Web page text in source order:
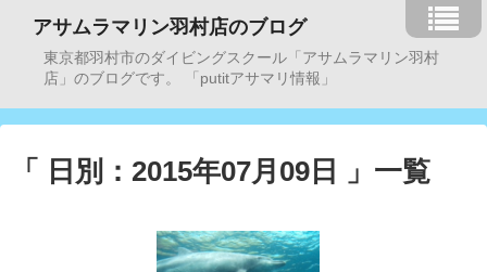
アサムラマリン羽村店のブログ
東京都羽村市のダイビングスクール「アサムラマリン羽村
店」のブログです。 「putitアサマリ情報」
「 日別：2015年07月09日 」一覧